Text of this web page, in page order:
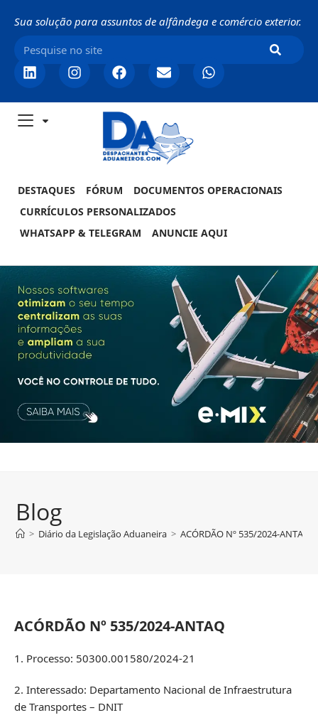
Sua solução para assuntos de alfândega e comércio exterior.
DESTAQUES FÓRUM
DOCUMENTOS OPERACIONAIS
CURRÍCULOS PERSONALIZADOS
WHATSAPP & TELEGRAM
ANUNCIE AQUI
Blog
> Diário da Legislação Aduaneira > ACÓRDÃO Nº 535/2024-ANTAQ
ACÓRDÃO Nº 535/2024-ANTAQ
1. Processo: 50300.001580/2024-21
2. Interessado: Departamento Nacional de Infraestrutura
de Transportes – DNIT